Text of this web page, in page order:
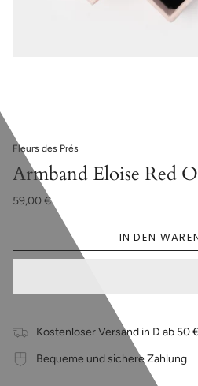
Fleurs des Prés
Armband Eloise Red
59,00 €
IN DEN
Kostenloser Versand in D ab 50
Bequeme und sichere Zahlung